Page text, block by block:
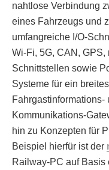
nahtlose Verbindung
eines Fahrzeugs und
umfangreiche I/O-
Wi-Fi, 5G, CAN,
Schnittstellen sowie
Systeme für ein
Kommunikations-
hin zu Konzepten für
Beispiel hierfür ist der
Railway-PC auf